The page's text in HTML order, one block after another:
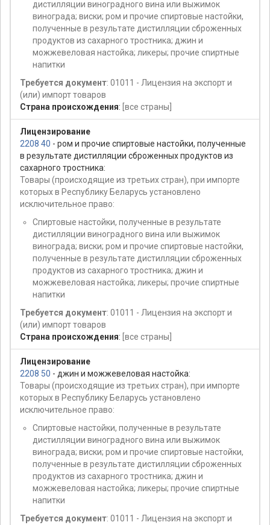
дистилляции виноградного вина или выжимок
винограда; виски; ром и прочие спиртовые настойки,
полученные в результате дистилляции сброженных
продуктов из сахарного тростника; джин и
можжевеловая настойка; ликеры; прочие спиртные
напитки
Требуется документ: 01011 - Лицензия на экспорт и
(или) импорт товаров
Страна происхождения: [все страны]
Лицензирование
2208 40 - ром и прочие спиртовые настойки, полученные
в результате дистилляции сброженных продуктов из
сахарного тростника:
Товары (происходящие из третьих стран), при импорте
которых в Республику Беларусь установлено
исключительное право:
Спиртовые настойки, полученные в результате
дистилляции виноградного вина или выжимок
винограда; виски; ром и прочие спиртовые настойки,
полученные в результате дистилляции сброженных
продуктов из сахарного тростника; джин и
можжевеловая настойка; ликеры; прочие спиртные
напитки
Требуется документ: 01011 - Лицензия на экспорт и
(или) импорт товаров
Страна происхождения: [все страны]
Лицензирование
2208 50 - джин и можжевеловая настойка:
Товары (происходящие из третьих стран), при импорте
которых в Республику Беларусь установлено
исключительное право:
Спиртовые настойки, полученные в результате
дистилляции виноградного вина или выжимок
винограда; виски; ром и прочие спиртовые настойки,
полученные в результате дистилляции сброженных
продуктов из сахарного тростника; джин и
можжевеловая настойка; ликеры; прочие спиртные
напитки
Требуется документ: 01011 - Лицензия на экспорт и